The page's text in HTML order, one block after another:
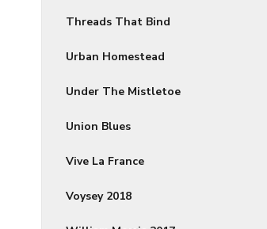
Threads That Bind
Urban Homestead
Under The Mistletoe
Union Blues
Vive La France
Voysey 2018